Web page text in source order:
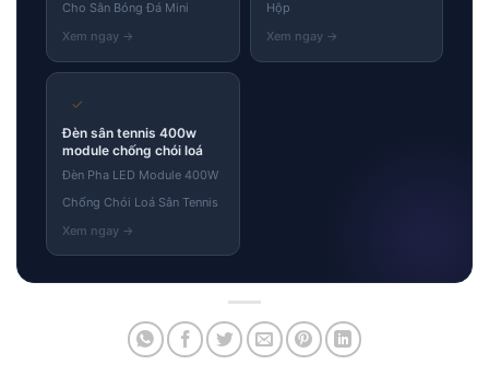
Cho Sân Bóng Đá Mini Hộp
✓
Đèn sân tennis 400w
module chống chói loá
Đèn Pha LED Module 400W
Chống Chói Loá Sân Tennis